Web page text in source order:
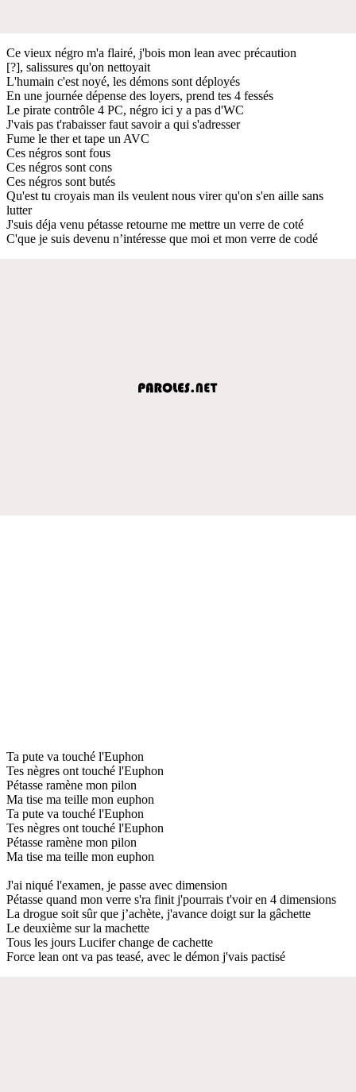
Ce vieux négro m'a flairé, j'bois mon lean avec précaution
[?], salissures qu'on nettoyait
L'humain c'est noyé, les démons sont déployés
En une journée dépense des loyers, prend tes 4 fessés
Le pirate contrôle 4 PC, négro ici y a pas d'WC
J'vais pas t'rabaisser faut savoir a qui s'adresser
Fume le ther et tape un AVC
Ces négros sont fous
Ces négros sont cons
Ces négros sont butés
Qu'est tu croyais man ils veulent nous virer qu'on s'en aille sans
lutter
J'suis déja venu pétasse retourne me mettre un verre de coté
C'que je suis devenu n’intéresse que moi et mon verre de codé
Ta pute va touché l'Euphon
Tes nègres ont touché l'Euphon
Pétasse ramène mon pilon
Ma tise ma teille mon euphon
Ta pute va touché l'Euphon
Tes nègres ont touché l'Euphon
Pétasse ramène mon pilon
Ma tise ma teille mon euphon
J'ai niqué l'examen, je passe avec dimension
Pétasse quand mon verre s'ra finit j'pourrais t'voir en 4 dimensions
La drogue soit sûr que j’achète, j'avance doigt sur la gâchette
Le deuxième sur la machette
Tous les jours Lucifer change de cachette
Force lean ont va pas teasé, avec le démon j'vais pactisé